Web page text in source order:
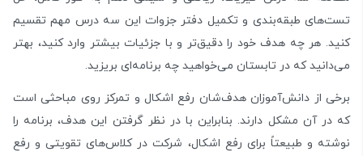
تست‌های طبقه‌بندی و تکمیل دفتر جزوات این سه درس مهم تقسیم
کنید. هر چه هدف خود را دقیق‌تر و با جزئیات بیشتر وارد کنید، بهتر
می‌دانید که در تابستان می‌خواهید چه برنامه‌ای بریزید.
برخی از دانش‌آموزان هدف‌شان رفع‌ اشکال و تمرکز روی مباحثی است
که در آن مشکل دارند. بنابراین با در نظر گرفتن این هدف، برنامه را
نوشته و طبیعتاً برای رفع اشکال، شرکت در کلاس‌های تقویتی و رفع